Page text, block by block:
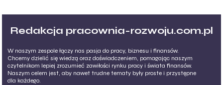
Redakcja pracownia-rozwoju.com.pl
W naszym zespole łączy nas pasja do pracy, biznesu i finansów.
Chcemy dzielić się wiedzą oraz doświadczeniem, pomagając naszym
czytelnikom lepiej zrozumieć zawiłości rynku pracy i świata finansów.
Naszym celem jest, aby nawet trudne tematy były proste i przystępne
dla każdego.